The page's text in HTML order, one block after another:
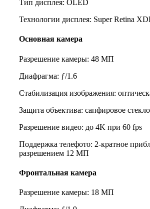
Тип дисплея: OLED
Технологии дисплея: Super Retina
Основная камера
Разрешение камеры: 48 МП
Диафрагма: ƒ/1.6
Стабилизация изображения:
Защита объектива: сапфировое стекло
Разрешение видео: до 4K при 60 fps
Поддержка телефото: 2-кратное
разрешением 12 МП
Фронтальная камера
Разрешение камеры: 18 МП